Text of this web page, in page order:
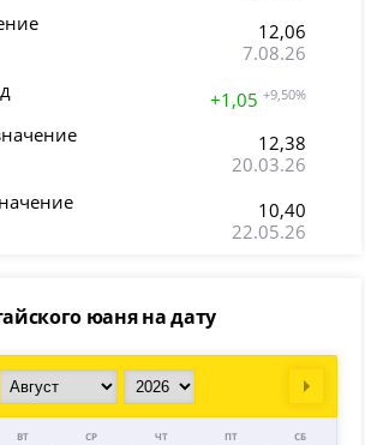
12,06
7.08.26
+1,05 +9,50%
12,38
20.03.26
10,40
22.05.26
юаня на дату
Next
ВТ СР ЧТ ПТ СБ